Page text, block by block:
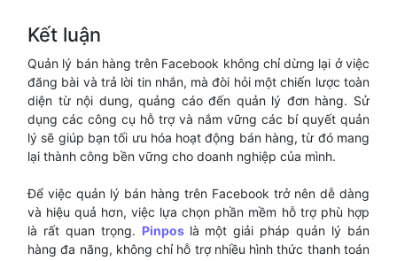
Kết luận
Quản lý bán hàng trên Facebook không chỉ dừng lại ở việc
đăng bài và trả lời tin nhắn, mà đòi hỏi một chiến lược toàn
diện từ nội dung, quảng cáo đến quản lý đơn hàng. Sử
dụng các công cụ hỗ trợ và nắm vững các bí quyết quản
lý sẽ giúp bạn tối ưu hóa hoạt động bán hàng, từ đó mang
lại thành công bền vững cho doanh nghiệp của mình.
Để việc quản lý bán hàng trên Facebook trở nên dễ dàng
và hiệu quả hơn, việc lựa chọn phần mềm hỗ trợ phù hợp
là rất quan trọng. Pinpos là một giải pháp quản lý bán
hàng đa năng, không chỉ hỗ trợ nhiều hình thức thanh toán